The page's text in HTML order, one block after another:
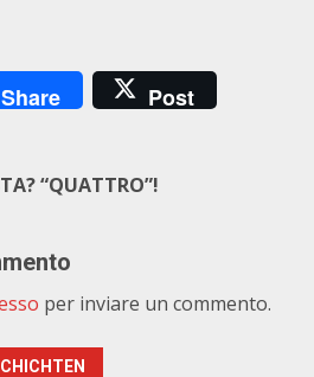
Share Post
“QUATTRO”!
per inviare un commento.